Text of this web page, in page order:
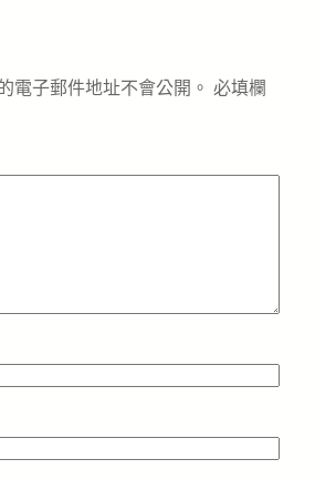
電子郵件地址不會公開。 必填欄